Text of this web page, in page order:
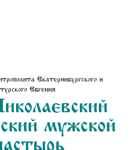
Екатеринбургского и
Евгения
мужской